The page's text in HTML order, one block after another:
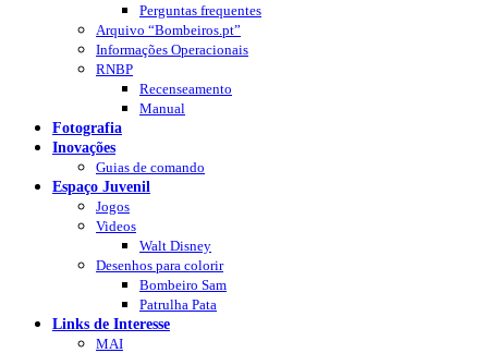
Perguntas frequentes
Arquivo “Bombeiros.pt”
Informações Operacionais
RNBP
Recenseamento
Manual
Fotografia
Inovações
Guias de comando
Espaço Juvenil
Jogos
Videos
Walt Disney
Desenhos para colorir
Bombeiro Sam
Patrulha Pata
Links de Interesse
MAI